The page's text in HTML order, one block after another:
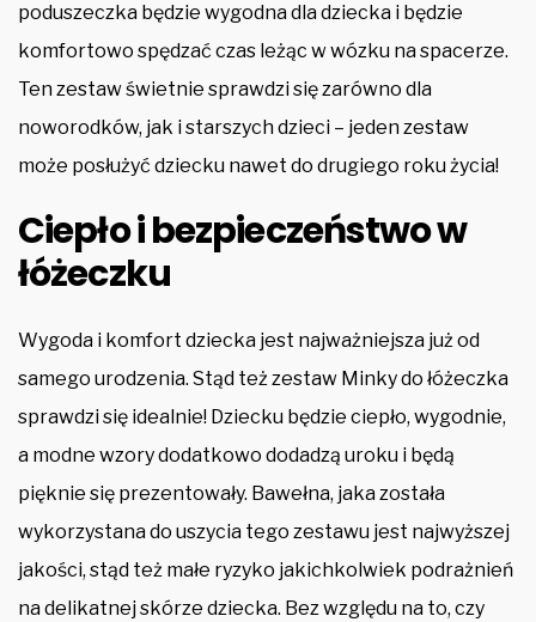
poduszeczka będzie wygodna dla dziecka i będzie
komfortowo spędzać czas leżąc w wózku na spacerze.
Ten zestaw świetnie sprawdzi się zarówno dla
noworodków, jak i starszych dzieci – jeden zestaw
może posłużyć dziecku nawet do drugiego roku życia!
Ciepło i bezpieczeństwo w
łóżeczku
Wygoda i komfort dziecka jest najważniejsza już od
samego urodzenia. Stąd też zestaw Minky do łóżeczka
sprawdzi się idealnie! Dziecku będzie ciepło, wygodnie,
a modne wzory dodatkowo dodadzą uroku i będą
pięknie się prezentowały. Bawełna, jaka została
wykorzystana do uszycia tego zestawu jest najwyższej
jakości, stąd też małe ryzyko jakichkolwiek podrażnień
na delikatnej skórze dziecka. Bez względu na to, czy